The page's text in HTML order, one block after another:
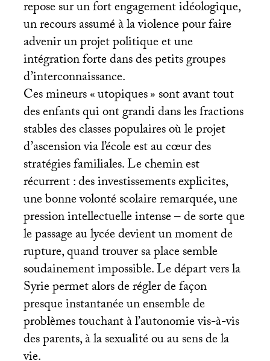
repose sur un fort engagement idéologique,
un recours assumé à la violence pour faire
advenir un projet politique et une
intégration forte dans des petits groupes
d’interconnaissance.
Ces mineurs «utopiques» sont avant tout
des enfants qui ont grandi dans les fractions
stables des classes populaires où le projet
d’ascension via l’école est au cœur des
stratégies familiales. Le chemin est
récurrent : des investissements explicites,
une bonne volonté scolaire remarquée, une
pression intellectuelle intense – de sorte que
le passage au lycée devient un moment de
rupture, quand trouver sa place semble
soudainement impossible. Le départ vers la
Syrie permet alors de régler de façon
presque instantanée un ensemble de
problèmes touchant à l’autonomie vis-à-vis
des parents, à la sexualité ou au sens de la